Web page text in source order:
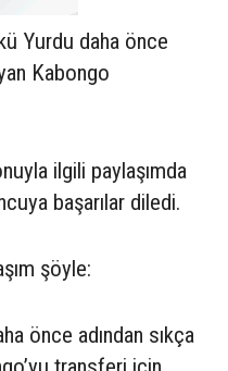
Yurdu daha önce
Kabongo
ilgili paylaşımda
başarılar diledi.
şöyle:
önce adından sıkça